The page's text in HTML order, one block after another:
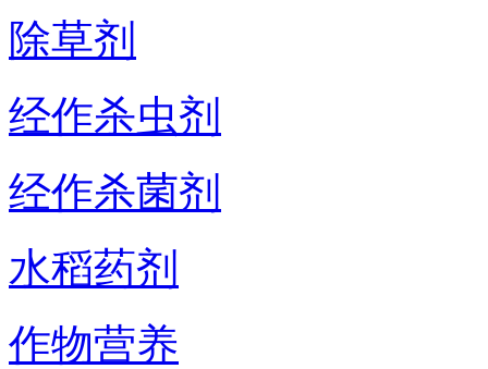
除草剂
经作杀虫剂
经作杀菌剂
水稻药剂
作物营养